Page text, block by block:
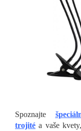
Spoznajte
trojité a vaše